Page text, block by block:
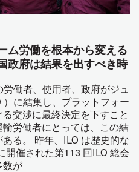
ム労働を根本から変える
政府は結果を出すべき時
働者、使用者、政府がジュ
に結集し、プラットフォー
交渉に最終決定を下すこと
労働者にとっては、この結
る。 昨年、ILO は歴史的な
開催された第113 回ILO 総会
数が